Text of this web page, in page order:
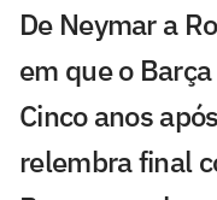
De Neymar a
em que o
Cinco anos
relembra final